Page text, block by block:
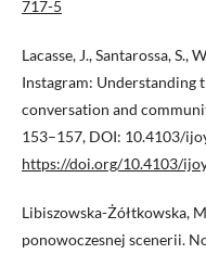
717-5
Lacasse, J., Santarossa, S.,
Instagram: Understanding
conversation and
153–157, DOI: 10.4103/
https://doi.org/10.4103/
Libiszowska-Żółtkowska,
ponowoczesnej scenerii.